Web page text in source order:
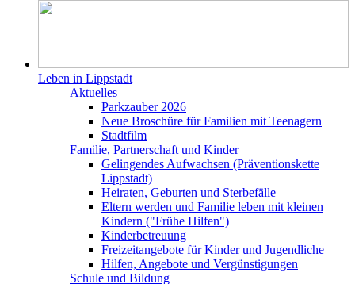
Leben in Lippstadt
Aktuelles
Parkzauber 2026
Neue Broschüre für Familien mit Teenagern
Stadtfilm
Familie, Partnerschaft und Kinder
Gelingendes Aufwachsen (Präventionskette
Lippstadt)
Heiraten, Geburten und Sterbefälle
Eltern werden und Familie leben mit kleinen
Kindern ("Frühe Hilfen")
Kinderbetreuung
Freizeitangebote für Kinder und Jugendliche
Hilfen, Angebote und Vergünstigungen
Schule und Bildung